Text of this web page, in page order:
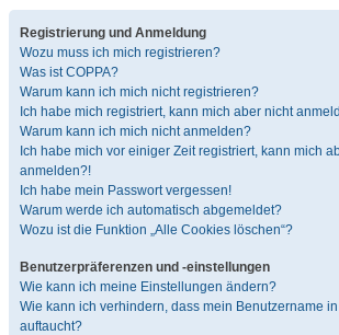
Registrierung und Anmeldung
Wozu muss ich mich registrieren?
Was ist COPPA?
Warum kann ich mich nicht registrieren?
Ich habe mich registriert, kann mich aber nicht
Warum kann ich mich nicht anmelden?
Ich habe mich vor einiger Zeit registriert, kann mich
anmelden?!
Ich habe mein Passwort vergessen!
Warum werde ich automatisch abgemeldet?
Wozu ist die Funktion „Alle Cookies löschen“?
Benutzerpräferenzen und -einstellungen
Wie kann ich meine Einstellungen ändern?
Wie kann ich verhindern, dass mein Benutzername
auftaucht?